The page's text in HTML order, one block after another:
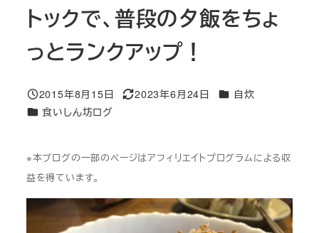
トックで、普段の夕飯をちょ
っとランクアップ！
投稿日
2015年8月15日
更新日
2023年6月24日 カテゴリー
自炊
カテゴリー
食いしん坊ログ
※本ブログの一部のページはアフィリエイトプログラムによる収
益を得ています。